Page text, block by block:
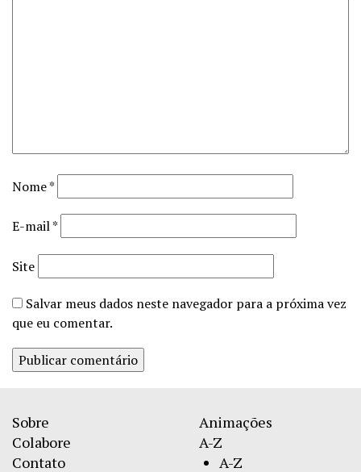
Nome*
E-mail*
Site
Salvar meus dados neste navegador para a próxima vez
que eu comentar.
Sobre
Colabore
Contato
Animações
A-Z
A-Z